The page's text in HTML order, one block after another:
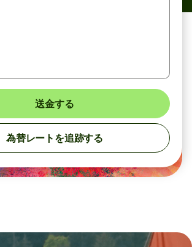
送金する
為替レートを追跡する